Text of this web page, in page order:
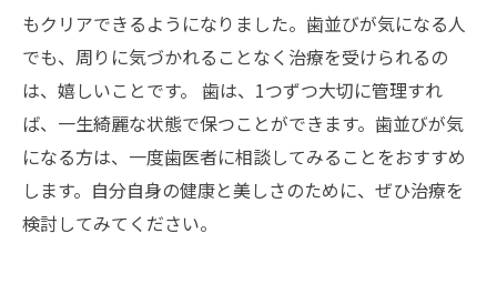
もクリアできるようになりました。歯並びが気になる人
でも、周りに気づかれることなく治療を受けられるの
は、嬉しいことです。 歯は、1つずつ大切に管理すれ
ば、一生綺麗な状態で保つことができます。歯並びが気
になる方は、一度歯医者に相談してみることをおすすめ
します。自分自身の健康と美しさのために、ぜひ治療を
検討してみてください。